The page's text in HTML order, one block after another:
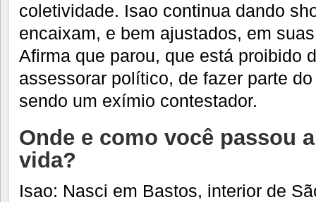
coletividade. Isao continua dando
encaixam, e bem ajustados, em
Afirma que parou, que está proibido
assessorar político, de fazer parte
sendo um exímio contestador.
Onde e como você passou
vida?
Isao: Nasci em Bastos, interior de